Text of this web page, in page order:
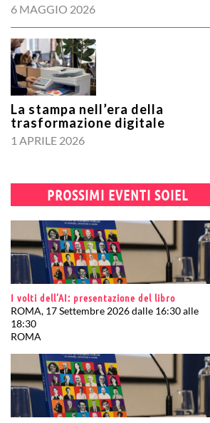
6 MAGGIO 2026
La stampa nell’era della
trasformazione digitale
1 APRILE 2026
PROSSIMI EVENTI SOIEL
I volti dell’AI: presentazione del libro
ROMA, 17 Settembre 2026 dalle 16:30 alle
18:30
ROMA